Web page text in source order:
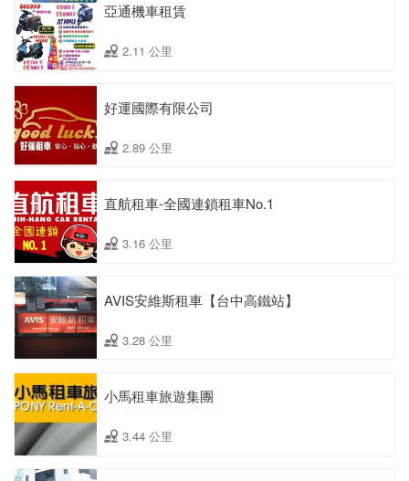
亞通機車租賃
2.11 公里
好運國際有限公司
2.89 公里
直航租車-全國連鎖租車No.1
3.16 公里
AVIS安維斯租車【台中高鐵站】
3.28 公里
小馬租車旅遊集團
3.44 公里